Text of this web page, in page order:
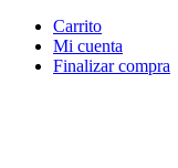
Carrito
Mi cuenta
Finalizar compra